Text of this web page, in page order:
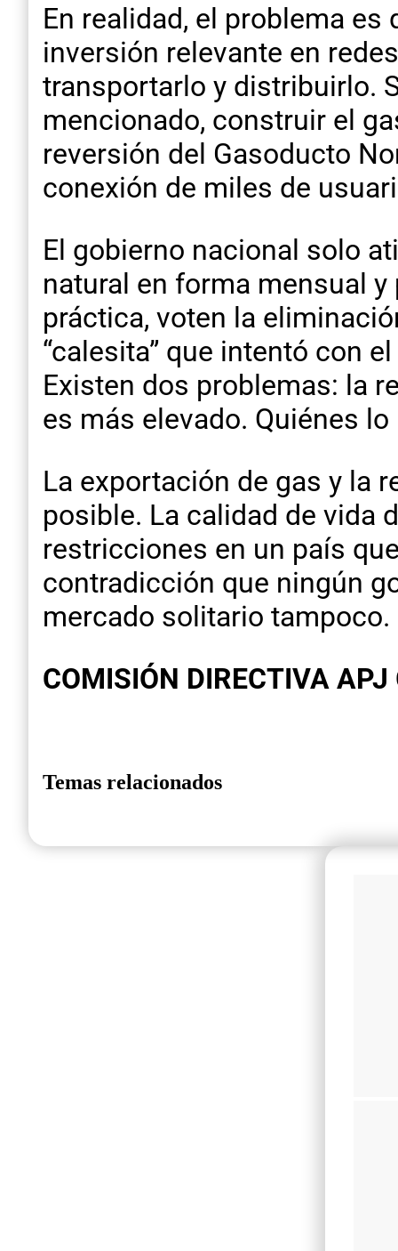
En realidad, el problema
inversión relevante en
transportarlo y distribuirlo.
mencionado, construir el
reversión del Gasoducto
conexión de miles de
El gobierno nacional solo
natural en forma mensual
práctica, voten la
“calesita” que intentó con
Existen dos problemas: la
es más elevado. Quiénes lo
La exportación de gas y la
posible. La calidad de vida
restricciones en un país
contradicción que ningún
mercado solitario tampoco.
COMISIÓN DIRECTIVA APJ
Temas relacionados